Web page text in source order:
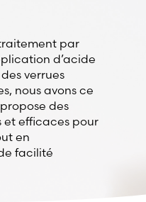
par
d’acide
verrues
nous avons ce
des
et efficaces pour
en
facilité